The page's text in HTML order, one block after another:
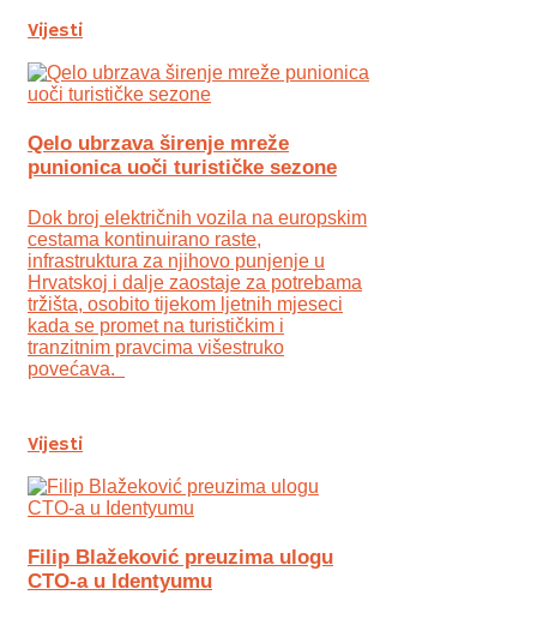
Vijesti
Qelo ubrzava širenje mreže
punionica uoči turističke sezone
Dok broj električnih vozila na europskim
cestama kontinuirano raste,
infrastruktura za njihovo punjenje u
Hrvatskoj i dalje zaostaje za potrebama
tržišta, osobito tijekom ljetnih mjeseci
kada se promet na turističkim i
tranzitnim pravcima višestruko
povećava.
Vijesti
Filip Blažeković preuzima ulogu
CTO-a u Identyumu